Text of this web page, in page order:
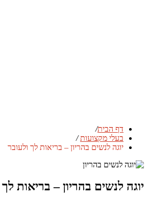
דף הבית/
בעלי מקצועות /
יוגה לנשים בהריון – בריאות לך ולעובר
יוגה לנשים בהריון – בריאות